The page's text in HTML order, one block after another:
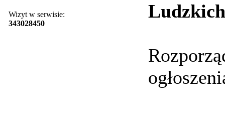
Wizyt w serwisie:
343028450